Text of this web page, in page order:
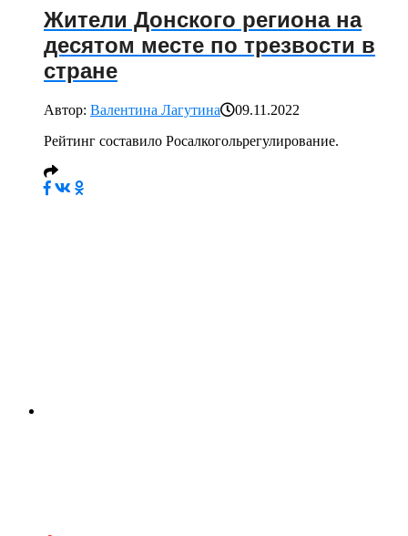
Жители Донского региона на
десятом месте по трезвости в
стране
Автор: Валентина Лагутина
09.11.2022
Рейтинг составило Росалкогольрегулирование.